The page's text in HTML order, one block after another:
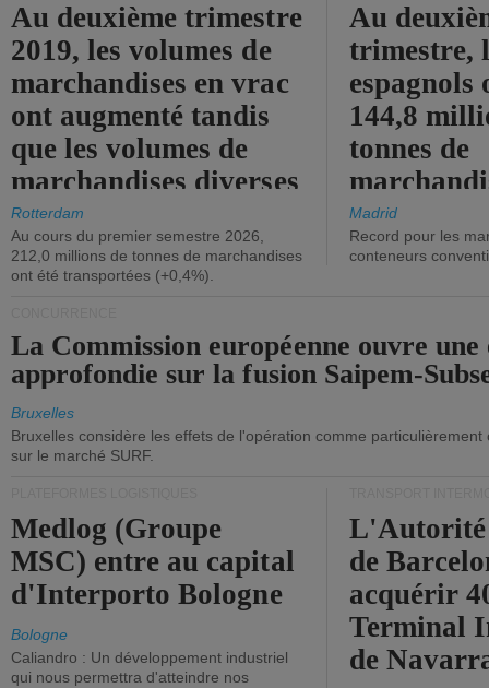
Au deuxième trimestre
2019, les volumes de
marchandises en vrac
ont augmenté tandis
que les volumes de
marchandises diverses
ont diminué.
Rotterdam
Au cours du premier semestre 2026,
212,0 millions de tonnes de marchandises
ont été transportées (+0,4%).
Au
trimestre,
144,8
tonnes de
(+2,9%).
Madrid
Record pour les
conteneurs
La Commission européenne ouvre une
approfondie sur la fusion Saipem-
Bruxelles
Bruxelles considère les effets de l'opération comme
sur le marché SURF.
Medlog (Groupe
MSC) entre au capital
d'Interporto Bologne
Bologne
Caliandro : Un développement industriel
qui nous permettra d'atteindre nos
de
acquérir
Terminal
de